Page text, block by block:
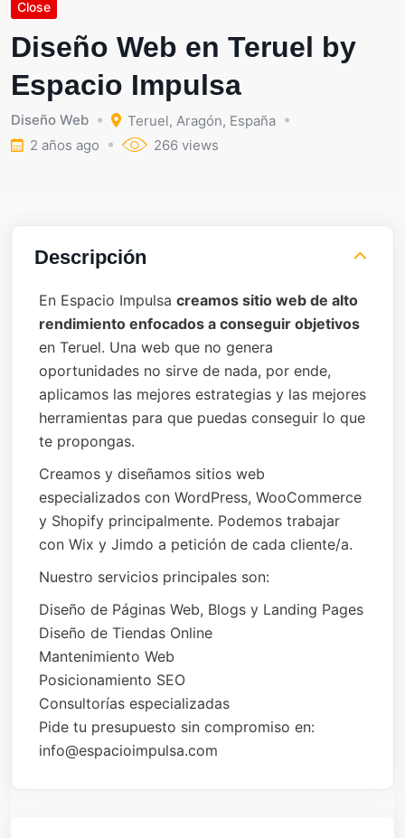
Close
Diseño Web en Teruel by
Espacio Impulsa
Diseño Web Teruel, Aragón, España
2 años ago
266 views
Descripción
En Espacio Impulsa creamos sitio web de alto
rendimiento enfocados a conseguir objetivos
en Teruel. Una web que no genera
oportunidades no sirve de nada, por ende,
aplicamos las mejores estrategias y las mejores
herramientas para que puedas conseguir lo que
te propongas.
Creamos y diseñamos sitios web
especializados con WordPress, WooCommerce
y Shopify principalmente. Podemos trabajar
con Wix y Jimdo a petición de cada cliente/a.
Nuestro servicios principales son:
Diseño de Páginas Web, Blogs y Landing Pages
Diseño de Tiendas Online
Mantenimiento Web
Posicionamiento SEO
Consultorías especializadas
Pide tu presupuesto sin compromiso en:
info@espacioimpulsa.com